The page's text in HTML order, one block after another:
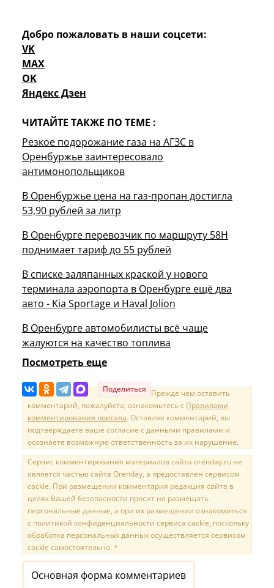
Добро пожаловать в наши соцсети:
VK
MAX
OK
Яндекс Дзен
ЧИТАЙТЕ ТАКЖЕ ПО ТЕМЕ :
Резкое подорожание газа на АГЗС в
Оренбуржье заинтересовало
антимонопольщиков
В Оренбуржье цена на газ-пропан достигла
53,90 рублей за литр
В Оренбурге перевозчик по маршруту 58Н
поднимает тариф до 55 рублей
В списке заляпанных краской у нового
терминала аэропорта в Оренбурге ещё два
авто - Kia Sportage и Haval Jolion
В Оренбурге автомобилисты всё чаще
жалуются на качество топлива
Посмотреть еще
Поделиться Прежде чем оставить
комментарий, пожалуйста, ознакомьтесь с Правилами
комментирования портала. Оставляя комментарий, вы
подтверждаете ваше согласие с данными правилами и
осознаете возможную ответственность за их нарушение.
Сервис комментирования материалов сайта orenday.ru не
является частью сайта Orenday, а предоставлен сервисом
cackle. При размещении комментария редакция сайта в
целях Вашей безопасности просит не размещать
персональные данные, а при их размещении ознакомиться
с политикой конфиденциальности сервиса cackle, поскольку
обработка персональных данных осуществляется сервисом
cackle самостоятельно. *
Основная форма комментариев